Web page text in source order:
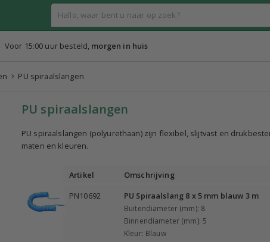
Voor 15:00 uur besteld, morgen in huis
PU spiraalslangen
PU spiraalslangen
PU spiraalslangen (polyurethaan) zijn flexibel, slijtvast en
maten en kleuren.
Artikel Omschrijving
PN10692
PU Spiraalslang 8 x 5 mm blauw 3 m
Buitendiameter (mm): 8
Binnendiameter (mm): 5
Kleur: Blauw